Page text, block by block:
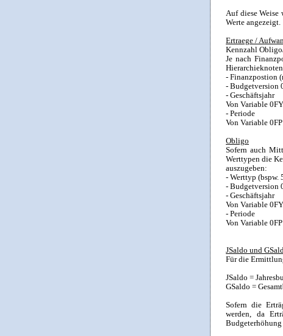
Auf diese Weise
Werte angezeigt.
Ertraege /
Kennzahl
Je nach
- Finanzpostion
- Budgetversion
- Geschäftsjahr
Von Variable
- Periode
Von Variable
Obligo
Sofern auch
Werttypen die
auszugeben:
- Werttyp
- Budgetversion
- Geschäftsjahr
Von Variable
- Periode
Von Variable
JSaldo und
Für die
JSaldo =
GSaldo =
Sofern die
werden, da
Budgeterhöhung